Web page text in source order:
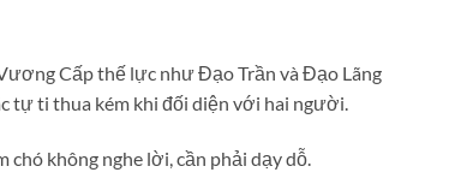
Cấp thế lực như Đạo Trần và Đạo Lãng
tự ti thua kém khi đối diện với hai người.
chó không nghe lời, cần phải dạy dỗ.